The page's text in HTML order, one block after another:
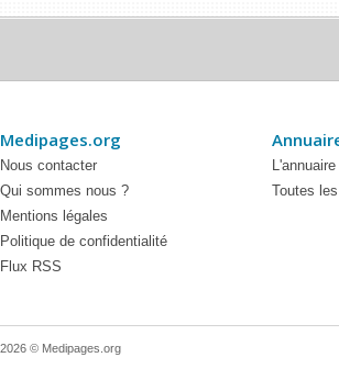
Medipages.org
Nous contacter
Qui sommes nous ?
Mentions légales
Politique de confidentialité
Flux RSS
Toutes
2026 © Medipages.org